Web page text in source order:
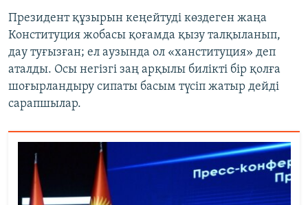
Президент құзырын кеңейтуді көздеген жаңа
Конституция жобасы қоғамда қызу талқыланып,
дау туғызған; ел аузында ол «ханституция» деп
аталды. Осы негізгі заң арқылы билікті бір қолға
шоғырландыру сипаты басым түсіп жатыр дейді
сарапшылар.